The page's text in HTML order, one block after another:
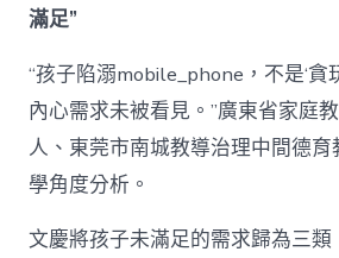
滿足”
“孩子陷溺mobile_phone，不是‘貪
內心需求未被看見。”廣東省家庭
人、東莞市南城教導治理中間德
學角度分析。
文慶將孩子未滿足的需求歸為三類